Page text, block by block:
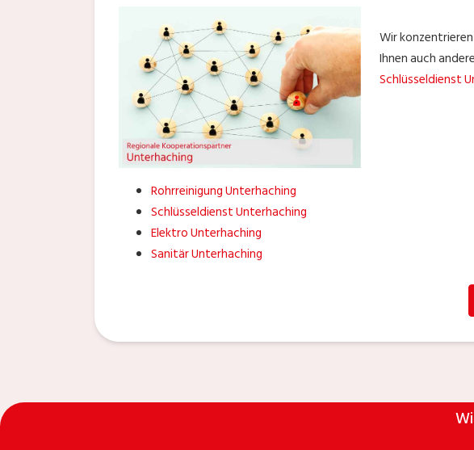
Wir
Ihnen auch
Schlüsseldienst
Rohrreinigung Unterhaching
Schlüsseldienst Unterhaching
Elektro Unterhaching
Sanitär Unterhaching